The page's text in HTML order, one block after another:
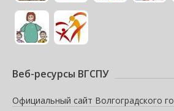
Веб-ресурсы ВГСПУ
Официальный сайт Волгоградского